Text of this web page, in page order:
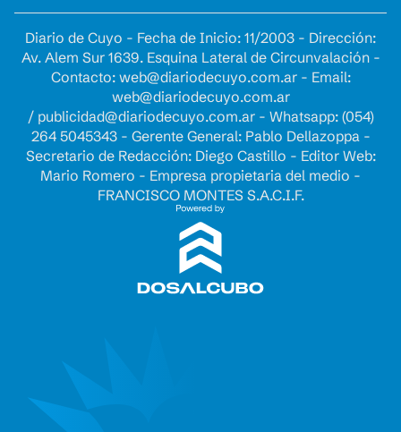
Diario de Cuyo - Fecha de Inicio: 11/2003 - Dirección:
Av. Alem Sur 1639. Esquina Lateral de Circunvalación -
Contacto: web@diariodecuyo.com.ar- Email:
web@diariodecuyo.com.ar
/ publicidad@diariodecuyo.com.ar- Whatsapp: (054)
264 5045343 - Gerente General: Pablo Dellazoppa -
Secretario de Redacción: Diego Castillo - Editor Web:
Mario Romero - Empresa propietaria del medio -
FRANCISCO MONTES S.A.C.I.F.